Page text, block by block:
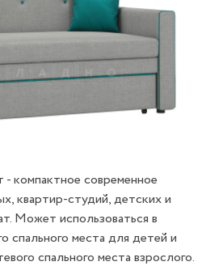
компактное современное
квартир-студий, детских и
Может использоваться в
спального места для детей и
спального места взрослого.